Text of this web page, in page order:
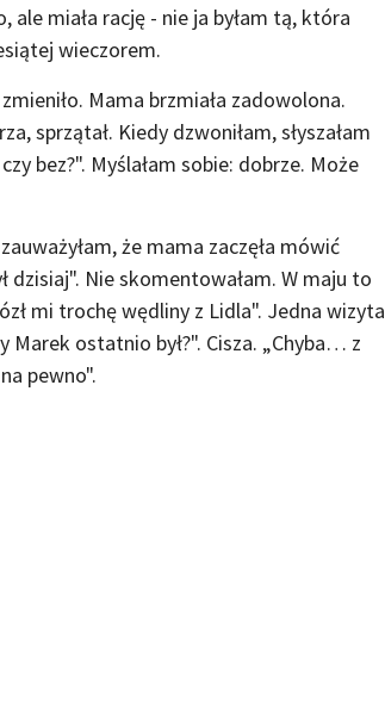
ale miała rację - nie ja byłam tą, która
wieczorem.
Mama brzmiała zadowolona.
sprzątał. Kiedy dzwoniłam, słyszałam
bez?". Myślałam sobie: dobrze. Może
że mama zaczęła mówić
dzisiaj". Nie skomentowałam. W maju to
mi trochę wędliny z Lidla". Jedna wizyta
ostatnio był?". Cisza. „Chyba… z
pewno".